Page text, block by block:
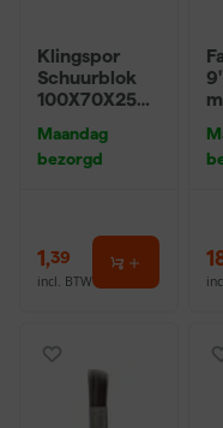
Klingspor
Schuurblok
100X70X25m
P220
Maandag
bezorgd
1,39
incl. BTW